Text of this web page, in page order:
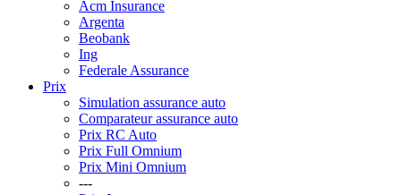
Acm Insurance
Argenta
Beobank
Ing
Federale Assurance
Prix
Simulation assurance auto
Comparateur assurance auto
Prix RC Auto
Prix Full Omnium
Prix Mini Omnium
---